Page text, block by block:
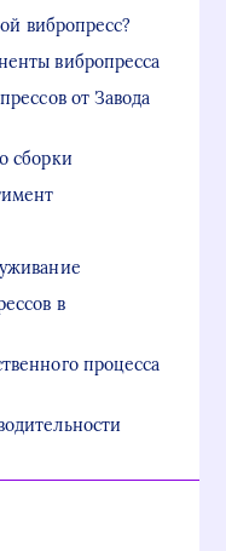
вибропресс?
вибропресса
от Завода
сборки
в
процесса